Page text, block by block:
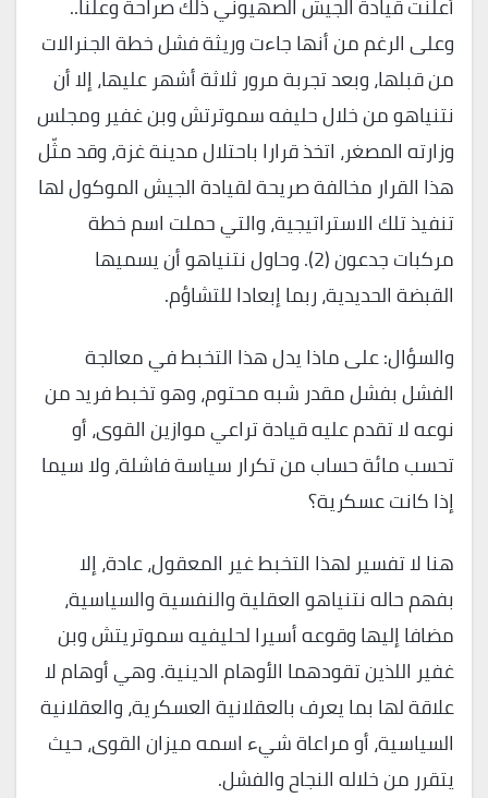
وعلى الرغم من أنها جاءت وريثة فشل خطة الجنرالات
من قبلها، وبعد تجربة مرور ثلاثة أشهر عليها، إلا أن
نتنياهو من خلال حليفه سموترتش وبن غفير ومجلس
وزارته المصغر، اتخذ قرارا باحتلال مدينة غزة، وقد مثّل
هذا القرار مخالفة صريحة لقيادة الجيش الموكول لها
تنفيذ تلك الاستراتيجية، والتي حملت اسم خطة
مركبات جدعون (2). وحاول نتنياهو أن يسميها
القبضة الحديدية، ربما إبعادا للتشاؤم.
والسؤال: على ماذا يدل هذا التخبط في معالجة
الفشل بفشل مقدر شبه محتوم، وهو تخبط فريد من
نوعه لا تقدم عليه قيادة تراعي موازين القوى، أو
تحسب مائة حساب من تكرار سياسة فاشلة، ولا سيما
إذا كانت عسكرية؟
هنا لا تفسير لهذا التخبط غير المعقول، عادة، إلا
بفهم حاله نتنياهو العقلية والنفسية والسياسية،
مضافا إليها وقوعه أسيرا لحليفيه سموتريتش وبن
غفير اللذين تقودهما الأوهام الدينية. وهي أوهام لا
علاقة لها بما يعرف بالعقلانية العسكرية، والعقلانية
السياسية، أو مراعاة شيء اسمه ميزان القوى، حيث
يتقرر من خلاله النجاح والفشل.